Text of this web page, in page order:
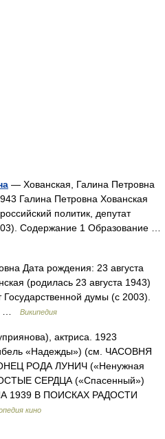
— Хованская, Галина Петровна
Галина Петровна Хованская
политик, депутат
Содержание 1 Образование …
Дата рождения: 23 августа
(родилась 23 августа 1943)
Государственной думы (с 2003).
…
Википедия
актриса. 1923
«Надежды») (см. ЧАСОВНЯ
РОДА ЛУНИЧ («Ненужная
СЕРДЦА («Спасенный»)
1939 В ПОИСКАХ РАДОСТИ
кино